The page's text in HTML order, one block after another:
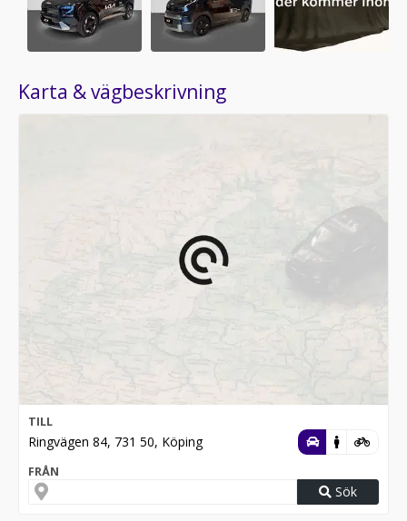
Karta & vägbeskrivning
TILL
Ringvägen 84, 731 50, Köping
FRÅN
Sök